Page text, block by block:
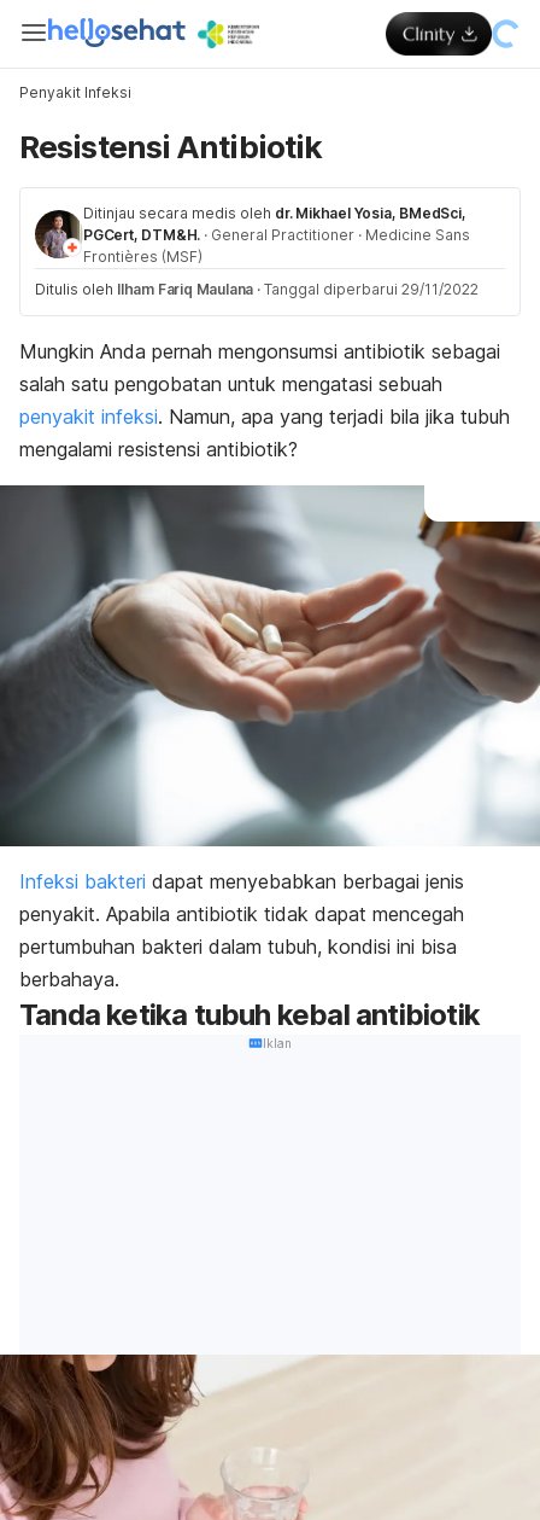
Penyakit Infeksi
Resistensi Antibiotik
Ditinjau secara medis oleh dr. Mikhael Yosia, BMedSci,
PGCert, DTM&H. · General Practitioner · Medicine Sans
Frontières (MSF)
Ditulis oleh Ilham Fariq Maulana · Tanggal diperbarui 29/11/2022
Mungkin Anda pernah mengonsumsi antibiotik sebagai
salah satu pengobatan untuk mengatasi sebuah
penyakit infeksi. Namun, apa yang terjadi bila jika tubuh
mengalami resistensi antibiotik?
Infeksi bakteri dapat menyebabkan berbagai jenis
penyakit. Apabila antibiotik tidak dapat mencegah
pertumbuhan bakteri dalam tubuh, kondisi ini bisa
berbahaya.
Tanda ketika tubuh kebal antibiotik
Iklan